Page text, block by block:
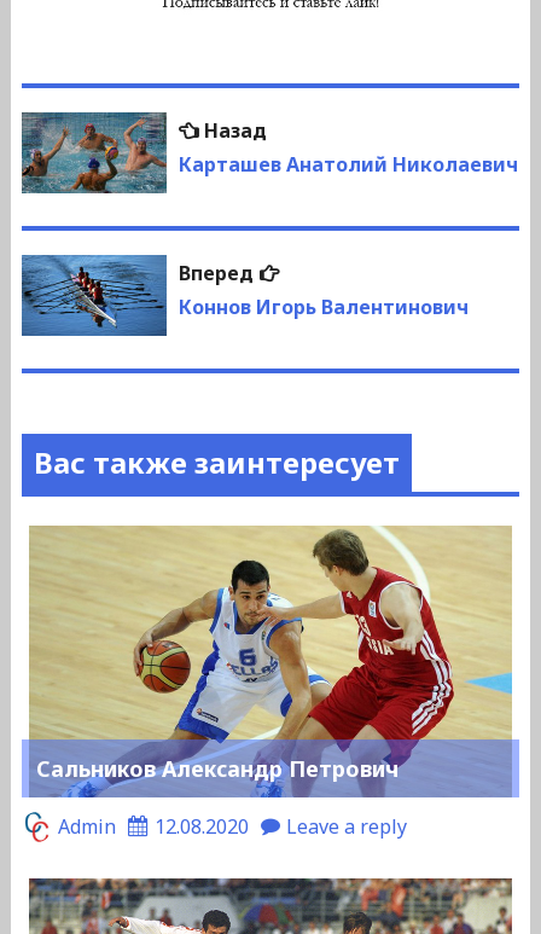
Навигация
по
записям
НазадПредыдущая
запись:
Карташев Анатолий Николаевич
Вперед
Следующая
запись:
Коннов Игорь Валентинович
Вас также заинтересует
Сальников Александр Петрович
Admin 12.08.2020 Leave a reply